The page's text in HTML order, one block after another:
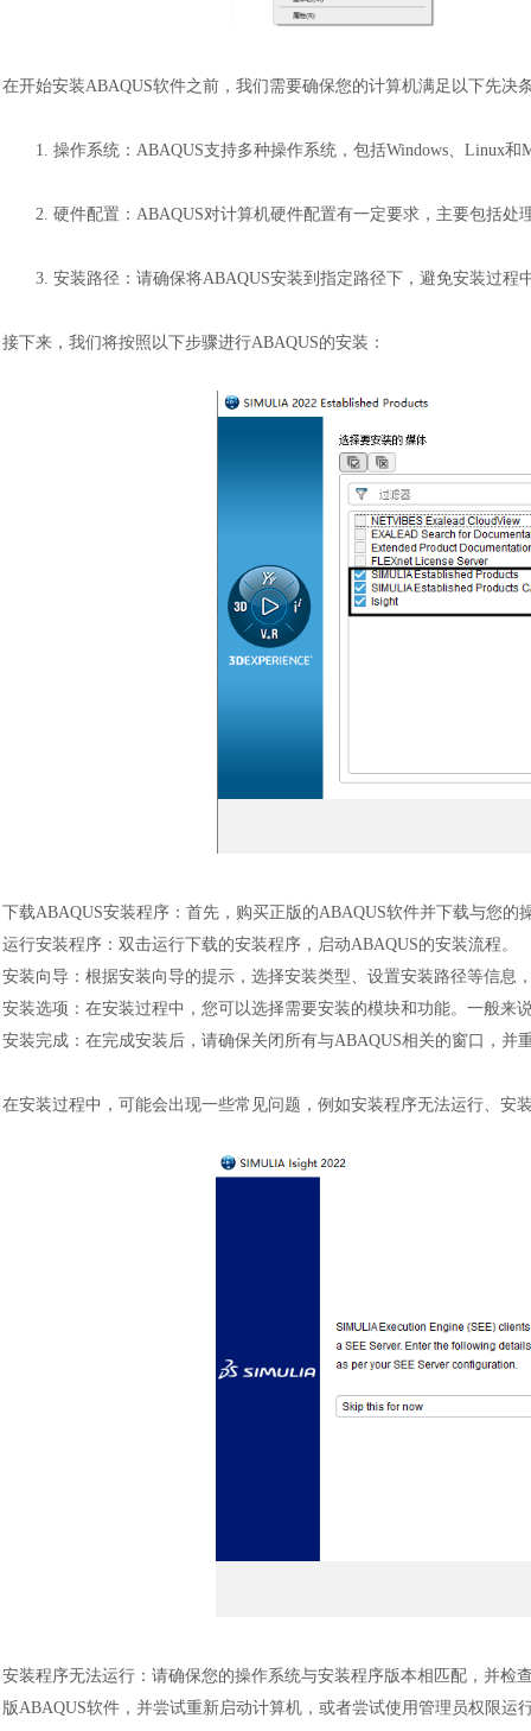
在开始安装ABAQUS软件之前，我们需要确保您的计算机满足以下先决
1. 操作系统： ABAQUS支持多种操作系统，包括Windows、Linux
2. 硬件配置： ABAQUS对计算机硬件配置有一定要求，主要包括
3. 安装路径：请确保将ABAQUS安装到指定路径下，避免安装过程
接下来，我们将按照以下步骤进行ABAQUS的安装：
下载ABAQUS安装程序：首先， 购买正版的ABAQUS软件并下载与您的
运行安装程序：双击运行下载的安装程序，启动ABAQUS的安装流程。
安装向导：根据安装向导的提示，选择安装类型、设置安装路径等信息
安装选项：在安装过程中，您可以选择需要安装的模块和功能。一般来
安装完成：在完成安装后，请确保关闭所有与ABAQUS相关的窗口，并
在安装过程中，可能会出现一些常见问题，例如安装程序无法运行、安
安装程序无法运行：请确保您的操作系统与安装程序版本相匹配，并
版ABAQUS软件，并尝试重新启动计算机，或者尝试使用管理员权限运